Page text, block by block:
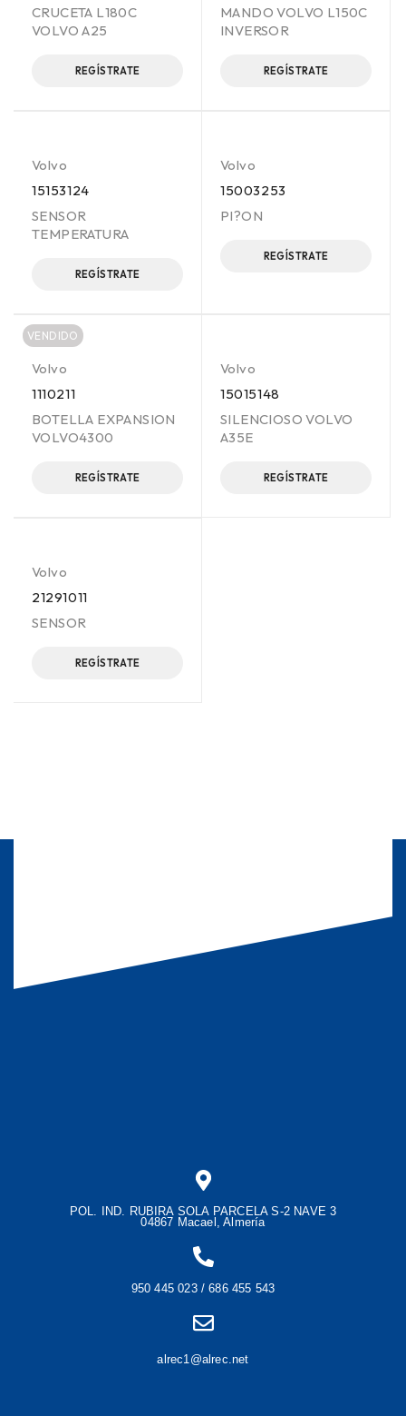
CRUCETA L180C
VOLVO A25
REGÍSTRATE
MANDO VOLVO L150C
INVERSOR
REGÍSTRATE
Volvo
15153124
SENSOR
TEMPERATURA
REGÍSTRATE
Volvo
15003253
PI?ON
REGÍSTRATE
VENDIDO
Volvo
1110211
BOTELLA EXPANSION
VOLVO4300
REGÍSTRATE
Volvo
15015148
SILENCIOSO VOLVO
A35E
REGÍSTRATE
Volvo
21291011
SENSOR
REGÍSTRATE
POL. IND. RUBIRA SOLA PARCELA S-2 NAVE 3
04867 Macael, Almería
950 445 023 / 686 455 543
alrec1@alrec.net